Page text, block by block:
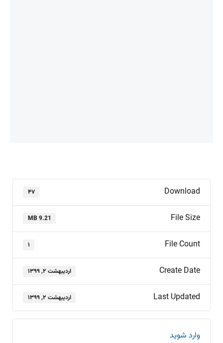
Download ۴۷
File Size
9.21 MB
File Count ۱
Create Date اردیبهشت ۲, ۱۳۹۹
Last Updated اردیبهشت ۲, ۱۳۹۹
وارد شوید